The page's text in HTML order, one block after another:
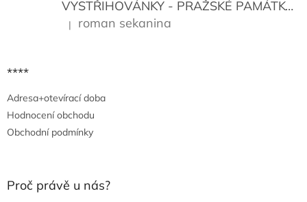
VYSTŘIHOVÁNKY - PRAŽSKÉ PAMÁTKY
Hodnocení produktu je 5 z 5 hvězdiček.
| roman sekanina
****
Adresa+otevírací doba
Hodnocení obchodu
Obchodní podmínky
Proč právě u nás?